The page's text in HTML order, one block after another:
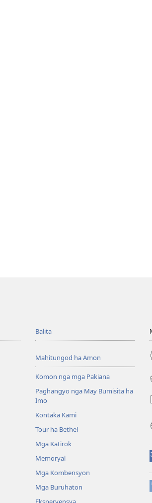
Balita
Mahitungod ha Amon
Komon nga mga Pakiana
Paghangyo nga May Bumisita ha
Imo
Kontaka Kami
Tour ha Bethel
Mga Katirok
Memoryal
Mga Kombensyon
Mga Buruhaton